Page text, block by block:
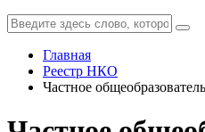
Главная
Реестр НКО
Частное